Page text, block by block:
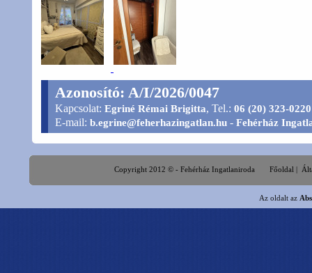
Azonosító: A/I/2026/0047
Kapcsolat: Egriné Rémai Brigitta, Tel.: 06 (20) 323-0220
E-mail: b.egrine@feherhazingatlan.hu - Fehérház
Copyright 2012 © - Fehérház Ingatlaniroda Főoldal |
Az oldalt az